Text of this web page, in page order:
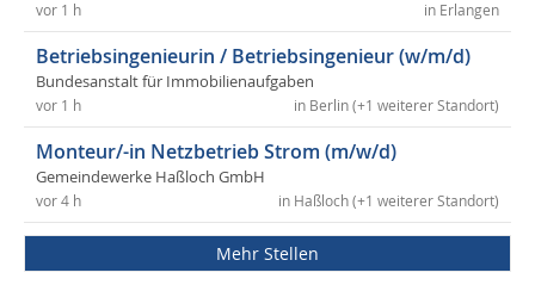
in Erlangen
vor 1 h
Betriebsingenieurin / Betriebsingenieur (w/m/d)
Bundesanstalt für Immobilienaufgaben
in Berlin (+1 weiterer Standort)
vor 1 h
Monteur/-in Netzbetrieb Strom (m/w/d)
Gemeindewerke Haßloch GmbH
in Haßloch (+1 weiterer Standort)
vor 4 h
Mehr Stellen